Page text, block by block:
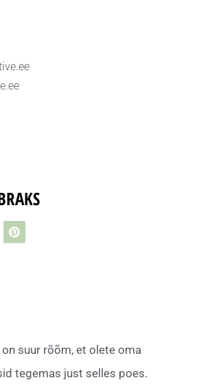
on suur rõõm, et olete oma
tegemas just selles poes.